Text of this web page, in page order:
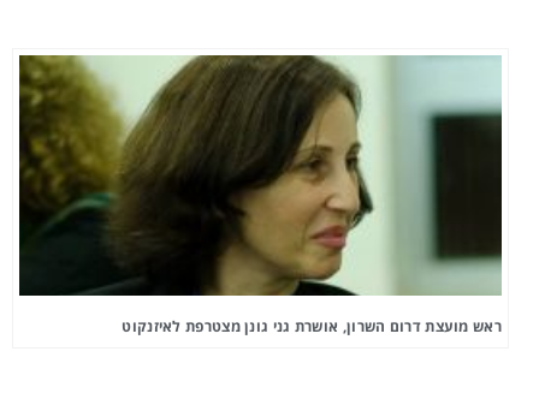
ראש מועצת דרום השרון, אושרת גני גונן מצטרפת לאיזנקוט